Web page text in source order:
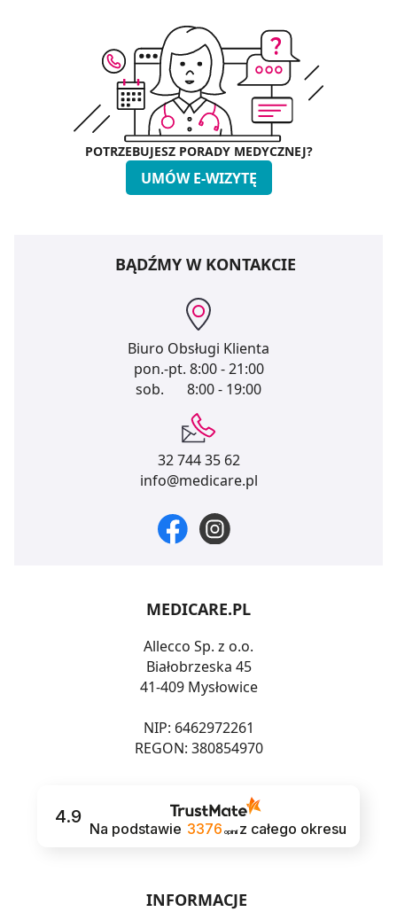
POTRZEBUJESZ PORADY MEDYCZNEJ?
UMÓW E-WIZYTĘ
BĄDŹMY W KONTAKCIE
Biuro Obsługi Klienta
pon.-pt. 8:00 - 21:00
sob.
8:00 - 19:00
32 744 35 62
info@medicare.pl
MEDICARE.PL
Allecco Sp. z o.o.
Białobrzeska 45
41-409 Mysłowice
NIP: 6462972261
REGON: 380854970
4.9
Na podstawie 3376 opinii z całego okresu
INFORMACJE